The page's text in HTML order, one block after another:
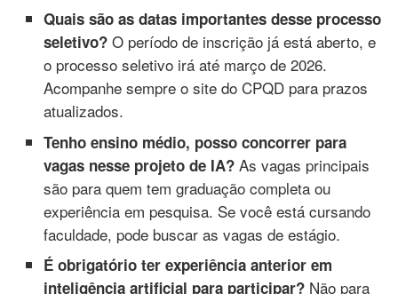
Quais são as datas importantes desse processo
seletivo?O período de inscrição já está aberto, e
o processo seletivo irá até março de 2026.
Acompanhe sempre o site do CPQD para prazos
atualizados.
Tenho ensino médio, posso concorrer para
vagas nesse projeto de IA?As vagas principais
são para quem tem graduação completa ou
experiência em pesquisa. Se você está cursando
faculdade, pode buscar as vagas de estágio.
É obrigatório ter experiência anterior em
inteligência artificial para participar? Não para